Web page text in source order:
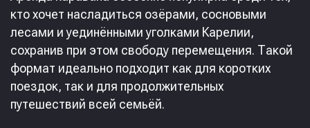
кто хочет насладиться озёрами, сосновыми
лесами и уединёнными уголками Карелии,
сохранив при этом свободу перемещения. Такой
формат идеально подходит как для коротких
поездок, так и для продолжительных
путешествий всей семьёй.